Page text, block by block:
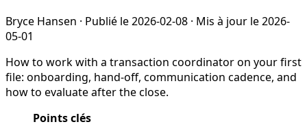
Bryce Hansen · Publié le2026-02-08 · Mis à jour le2026-
05-01
How to work with a transaction coordinator on your first
file: onboarding, hand-off, communication cadence, and
how to evaluate after the close.
Points clés